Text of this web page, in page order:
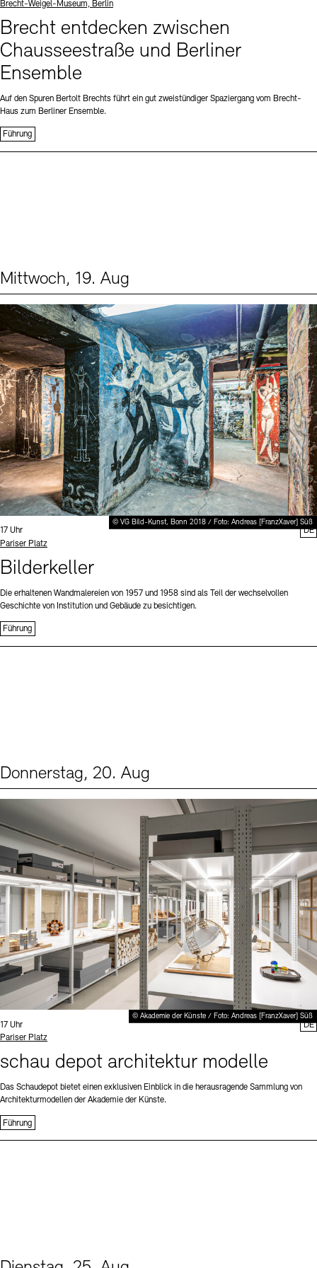
Standort
Brecht-Weigel-Museum, Berlin
Brecht entdecken zwischen
Chausseestraße und Berliner
Ensemble
Auf den Spuren Bertolt Brechts führt ein gut zweistündiger Spaziergang vom Brecht-
Haus zum Berliner Ensemble.
Führung
Mittwoch, 19. Aug
© VG Bild-Kunst, Bonn 2018 / Foto: Andreas [FranzXaver] Süß
Uhrzeit:
17 Uhr
Standort
Pariser Platz
Bilderkeller
Die erhaltenen Wandmalereien von 1957 und 1958 sind als Teil der wechselvollen
Geschichte von Institution und Gebäude zu besichtigen.
Führung
DE
Donnerstag, 20. Aug
© Akademie der Künste / Foto: Andreas [FranzXaver] Süß
Uhrzeit:
17 Uhr
Standort
Pariser Platz
schau depot architektur modelle
Das Schaudepot bietet einen exklusiven Einblick in die herausragende Sammlung von
Architekturmodellen der Akademie der Künste.
Führung
DE